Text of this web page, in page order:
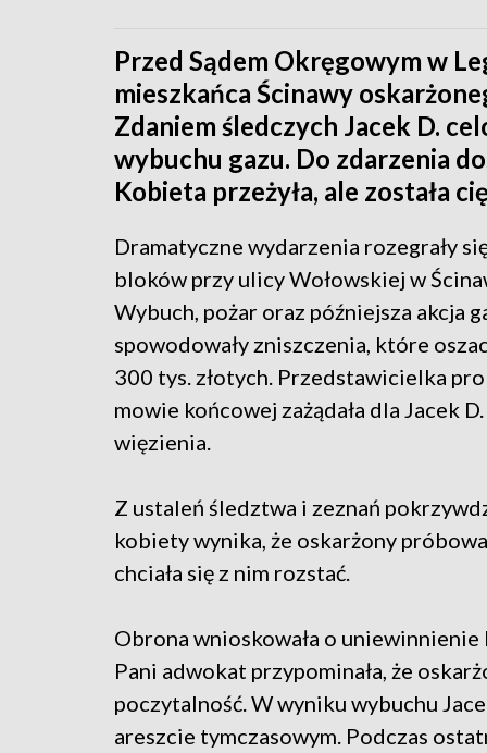
Przed Sądem Okręgowym w
mieszkańca Ścinawy
Zdaniem śledczych Jacek D.
wybuchu gazu. Do zdarzenia
Kobieta przeżyła, ale została
Dramatyczne wydarzenia rozegrały
bloków przy ulicy Wołowskiej w
Wybuch, pożar oraz późniejsza akcja
spowodowały zniszczenia, które
300 tys. złotych. Przedstawicielka
mowie końcowej zażądała dla Jacek
więzienia.
Z ustaleń śledztwa i zeznań
kobiety wynika, że oskarżony
chciała się z nim rozstać.
Obrona wnioskowała o
Pani adwokat przypominała, że
poczytalność. W wyniku wybuchu
areszcie tymczasowym. Podczas